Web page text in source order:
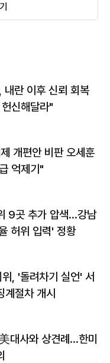
란 이후 신뢰 회복
신해달라"
개편안 비판 오세훈
억제기"
9곳 추가 압색…강남
허위 입력' 정황
, '돌려차기 실언' 서
계절차 개시
대사와 상견례…한미